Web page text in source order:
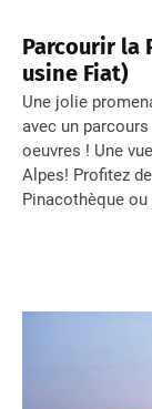
Parcourir la
usine Fiat)
Une jolie
avec un
oeuvres ! Une
Alpes! Profitez
Pinacothèque